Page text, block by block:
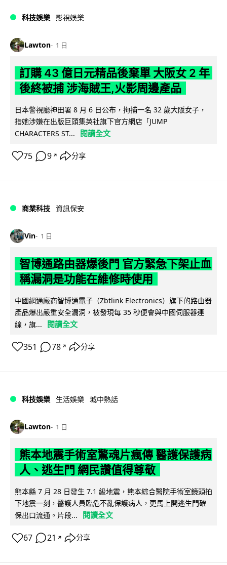
科技娛樂 影視娛樂
Lawton 1 日
訂購 43 億日元精品後棄單 大阪女 2 年
後終被捕 涉海賊王,火影周邊產品
日本警視廳神田署 8 月 6 日公布，拘捕一名 32 歲大阪女子，
指她涉嫌在出版巨頭集英社旗下官方網店「JUMP
CHARACTERS ST...
閱讀全文
75 9 ↗ 分享
商業科技 資訊保安
Vin 1 日
智博通路由器爆後門 官方緊急下架止血
稱漏洞是功能在維修時使用
中國網通廠商智博通電子（Zbtlink Electronics）旗下的路由器
產品爆出嚴重安全漏洞，被發現每 35 秒便會與中國伺服器連
線，旗...
閱讀全文
351 78 ↗ 分享
科技娛樂 生活娛樂 城中熱話
Lawton 1 日
熊本地震手術室驚魂片瘋傳 醫護保護病
人、逃生門 網民讚值得尊敬
熊本縣 7 月 28 日發生 7.1 級地震，熊本綜合醫院手術室鏡頭拍
下地震一刻，醫護人員臨危不亂保護病人，更馬上開逃生門確
保出口流通。片段...
閱讀全文
67 21 ↗ 分享